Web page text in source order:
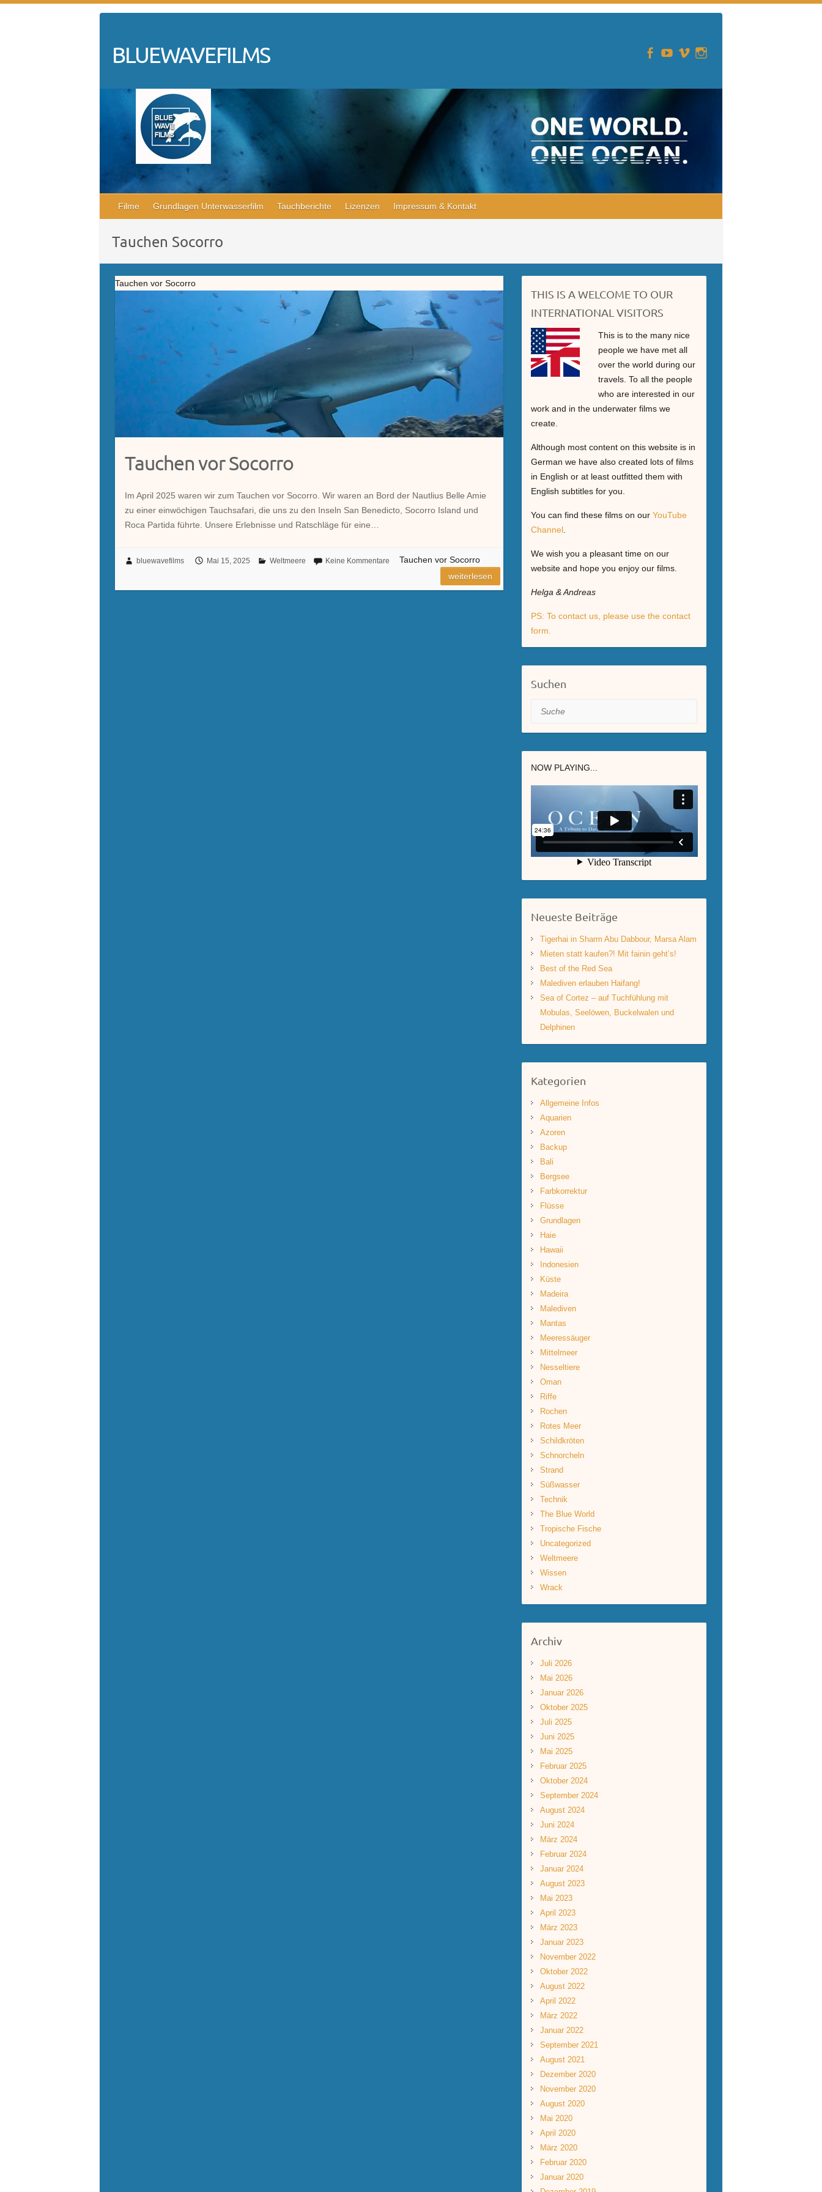
BLUEWAVEFILMS
Filme Grundlagen Unterwasserfilm Tauchberichte Lizenzen Impressum & Kontakt
Tauchen Socorro
Tauchen vor Socorro
Tauchen vor Socorro
Im April 2025 waren wir zum Tauchen vor Socorro. Wir waren an Bord der Nautlius Belle Amie
zu einer einwöchigen Tauchsafari, die uns zu den Inseln San Benedicto, Socorro Island und
Roca Partida führte. Unsere Erlebnisse und Ratschläge für eine…
bluewavefilms Mai 15, 2025 Weltmeere Keine Kommentare
Tauchen vor Socorro
weiterlesen
THIS IS A WELCOME TO OUR
INTERNATIONAL VISITORS
This is to the many nice
people we have met all
over the world during our
travels. To all the people
who are interested in our
work and in the underwater films we
create.
Although most content on this website is in
German we have also created lots of films
in English or at least outfitted them with
English subtitles for you.
You can find these films on our YouTube
Channel.
We wish you a pleasant time on our
website and hope you enjoy our films.
Helga & Andreas
PS: To contact us, please use the contact
form.
Suchen
Suche
NOW PLAYING...
Neueste Beiträge
Tigerhai in Sharm Abu Dabbour, Marsa Alam
Mieten statt kaufen?! Mit fainin geht’s!
Best of the Red Sea
Malediven erlauben Haifang!
Sea of Cortez – auf Tuchfühlung mit
Mobulas, Seelöwen, Buckelwalen und
Delphinen
Kategorien
Allgemeine Infos
Aquarien
Azoren
Backup
Bali
Bergsee
Farbkorrektur
Flüsse
Grundlagen
Haie
Hawaii
Indonesien
Küste
Madeira
Malediven
Mantas
Meeressäuger
Mittelmeer
Nesseltiere
Oman
Riffe
Rochen
Rotes Meer
Schildkröten
Schnorcheln
Strand
Süßwasser
Technik
The Blue World
Tropische Fische
Uncategorized
Weltmeere
Wissen
Wrack
Archiv
Juli 2026
Mai 2026
Januar 2026
Oktober 2025
Juli 2025
Juni 2025
Mai 2025
Februar 2025
Oktober 2024
September 2024
August 2024
Juni 2024
März 2024
Februar 2024
Januar 2024
August 2023
Mai 2023
April 2023
März 2023
Januar 2023
November 2022
Oktober 2022
August 2022
April 2022
März 2022
Januar 2022
September 2021
August 2021
Dezember 2020
November 2020
August 2020
Mai 2020
April 2020
März 2020
Februar 2020
Januar 2020